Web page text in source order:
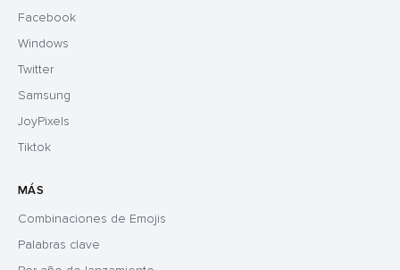
Facebook
Windows
Twitter
Samsung
JoyPixels
Tiktok
MÁS
Combinaciones de Emojis
Palabras clave